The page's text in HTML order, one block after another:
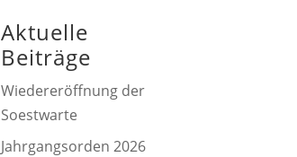
Aktuelle
Beiträge
Wiedereröffnung der
Soestwarte
Jahrgangsorden 2026